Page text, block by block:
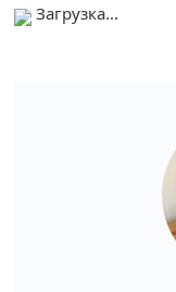
Загрузка...